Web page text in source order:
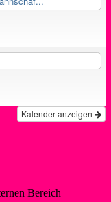
Kalender anzeigen
Bereich